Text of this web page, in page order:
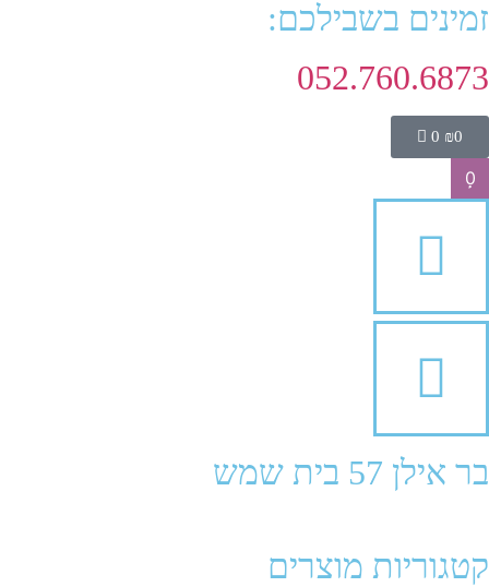
זמינים בשבילכם:
052.760.6873
₪0
0
0
בר אילן 57 בית שמש
קטגוריות מוצרים